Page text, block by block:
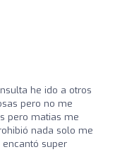
he ido a otros
pero no me
pero matias me
nada solo me
super